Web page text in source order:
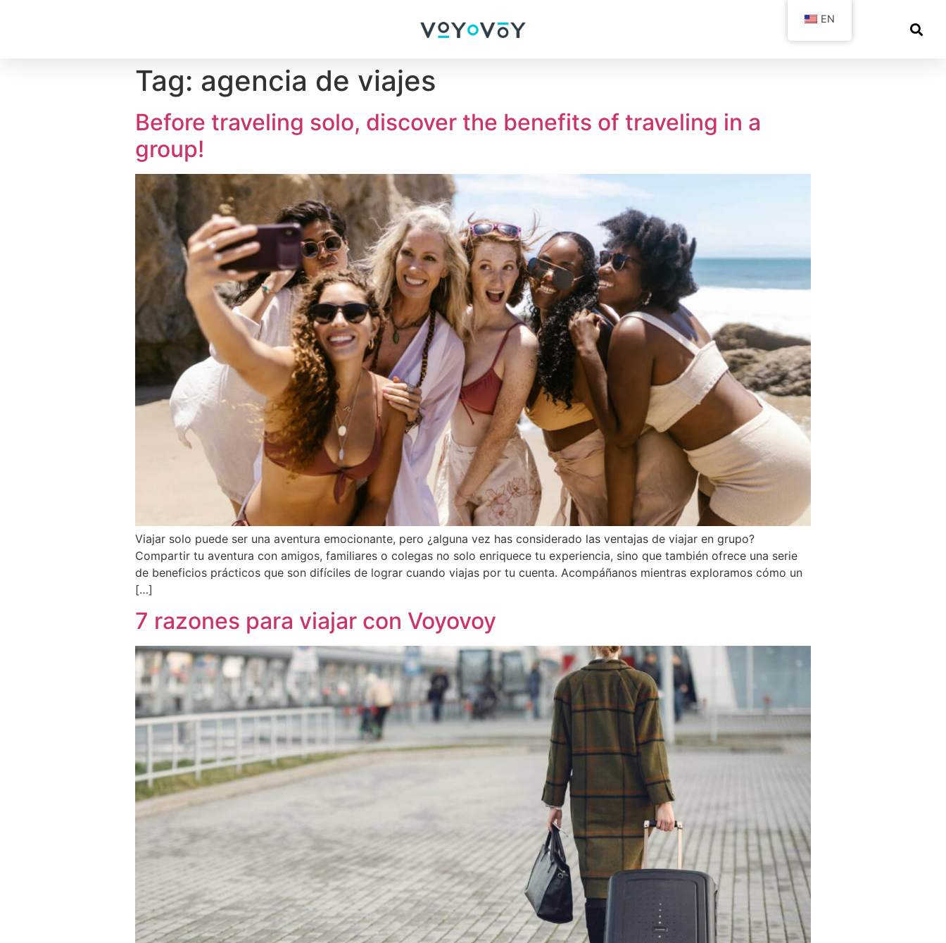
Tag: agencia de viajes
Before traveling solo, discover the benefits of traveling in a
group!
Viajar solo puede ser una aventura emocionante, pero ¿alguna vez has considerado las ventajas de viajar en grupo?
Compartir tu aventura con amigos, familiares o colegas no solo enriquece tu experiencia, sino que también ofrece una serie
de beneficios prácticos que son difíciles de lograr cuando viajas por tu cuenta. Acompáñanos mientras exploramos cómo un
[…]
7 razones para viajar con Voyovoy
EN